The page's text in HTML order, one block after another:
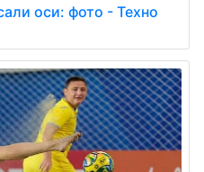
оси: фото - Техно